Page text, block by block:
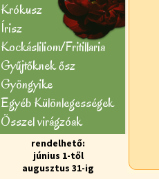
Krókusz
Írisz
Kockásliliom/Fritillaria
Gyűjtőknek ősz
Gyöngyike
Egyéb Különlegességek
Õsszel virágzóak
rendelhető:
június 1-től
augusztus 31-ig